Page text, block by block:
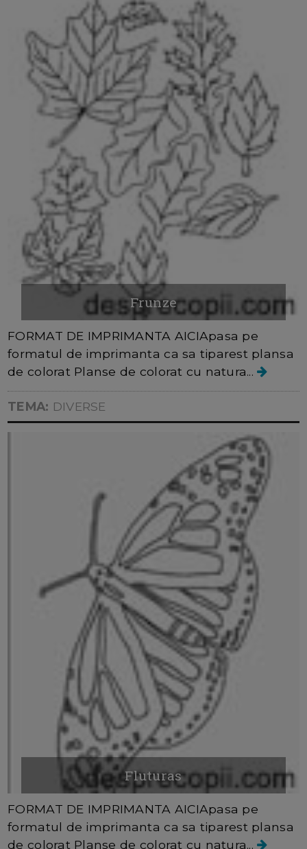
Frunze
FORMAT DE IMPRIMANTA AICIApasa pe
formatul de imprimanta ca sa tiparest plansa
de colorat Planse de colorat cu natura...
TEMA: DIVERSE
Fluturas
FORMAT DE IMPRIMANTA AICIApasa pe
formatul de imprimanta ca sa tiparest plansa
de colorat Planse de colorat cu natura...